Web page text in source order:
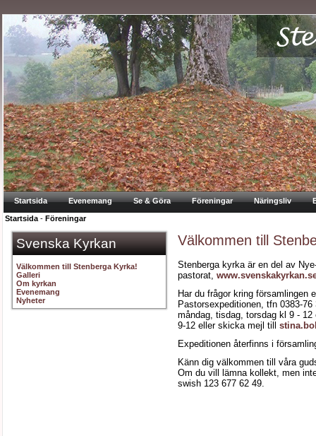
Startsida Evenemang Se & Göra Föreningar Näringsliv
Startsida - Föreningar
Svenska Kyrkan
Välkommen till Stenberga Kyrka!
Galleri
Om kyrkan
Evenemang
Nyheter
Välkommen till
Stenberga kyrka är en del av
pastorat,
Har du frågor kring församlingen
Pastorsexpeditionen, tfn 0383-
måndag, tisdag, torsdag kl 9 -
9-12 eller skicka mejl till
Expeditionen återfinns i
Känn dig välkommen till våra
Om du vill lämna kollekt, men
swish 123 677 62 49.